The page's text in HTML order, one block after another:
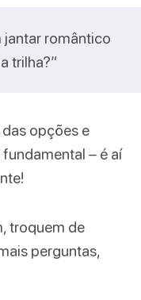
jantar romântico
trilha?”
opções e
– é aí
troquem de
perguntas,